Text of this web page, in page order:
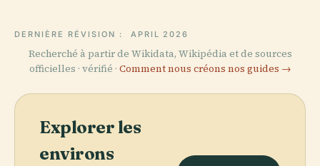
DERNIÈRE RÉVISION : APRIL 2026
Recherché à partir de Wikidata, Wikipédia et de sources
officielles · vérifié · Comment nous créons nos guides →
Explorer les
environs